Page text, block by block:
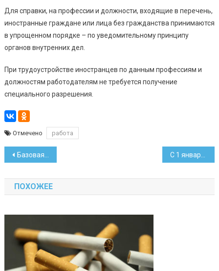
Для справки, на профессии и должности, входящие в перечень,
иностранные граждане или лица без гражданства принимаются
в упрощенном порядке – по уведомительному принципу
органов внутренних дел.
При трудоустройстве иностранцев по данным профессиям и
должностям работодателям не требуется получение
специального разрешения.
Отмечено работа
Навигация
по
записям
Базовая величина с 1 января вырастет до 40 рублей
ПОХОЖЕЕ